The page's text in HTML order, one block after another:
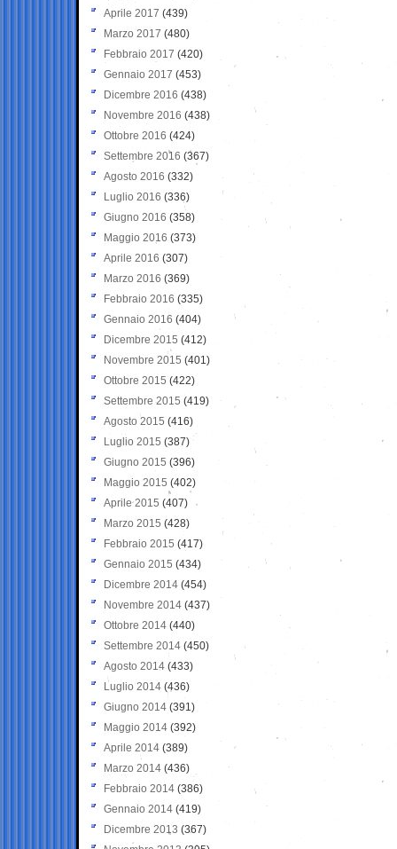
Aprile 2017 (439)
Marzo 2017 (480)
Febbraio 2017 (420)
Gennaio 2017 (453)
Dicembre 2016 (438)
Novembre 2016 (438)
Ottobre 2016 (424)
Settembre 2016 (367)
Agosto 2016 (332)
Luglio 2016 (336)
Giugno 2016 (358)
Maggio 2016 (373)
Aprile 2016 (307)
Marzo 2016 (369)
Febbraio 2016 (335)
Gennaio 2016 (404)
Dicembre 2015 (412)
Novembre 2015 (401)
Ottobre 2015 (422)
Settembre 2015 (419)
Agosto 2015 (416)
Luglio 2015 (387)
Giugno 2015 (396)
Maggio 2015 (402)
Aprile 2015 (407)
Marzo 2015 (428)
Febbraio 2015 (417)
Gennaio 2015 (434)
Dicembre 2014 (454)
Novembre 2014 (437)
Ottobre 2014 (440)
Settembre 2014 (450)
Agosto 2014 (433)
Luglio 2014 (436)
Giugno 2014 (391)
Maggio 2014 (392)
Aprile 2014 (389)
Marzo 2014 (436)
Febbraio 2014 (386)
Gennaio 2014 (419)
Dicembre 2013 (367)